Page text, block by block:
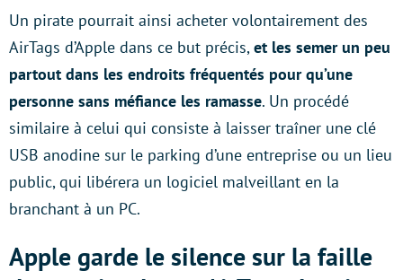
Un pirate pourrait ainsi acheter volontairement des
AirTags d’Apple dans ce but précis,et les semer un peu
partout dans les endroits fréquentés pour qu’une
personne sans méfiance les ramasse. Un procédé
similaire à celui qui consiste à laisser traîner une clé
USB anodine sur le parking d’une entreprise ou un lieu
public, qui libérera un logiciel malveillant en la
branchant à un PC.
Apple garde le silence sur la faille